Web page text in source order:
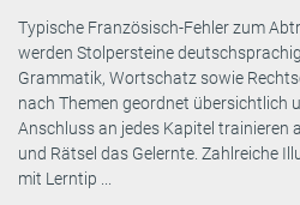
Typische Französisch-Fehler zum
werden Stolpersteine
Grammatik, Wortschatz sowie
nach Themen geordnet übersichtlich
Anschluss an jedes Kapitel trainieren
und Rätsel das Gelernte. Zahlreiche
mit Lerntip ...